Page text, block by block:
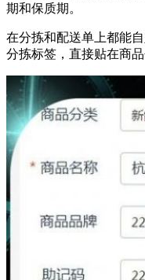
期和保质期。
在分拣和配送单上都能
分拣标签，直接贴在商品